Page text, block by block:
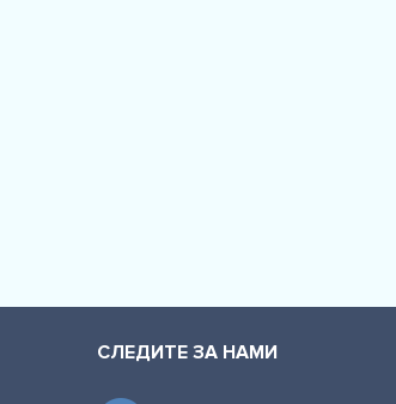
СЛЕДИТЕ ЗА НАМИ